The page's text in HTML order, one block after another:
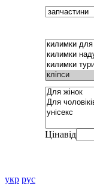
Цінавід
укр рус